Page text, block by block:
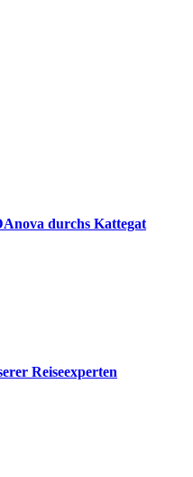
durchs Kattegat
Reiseexperten